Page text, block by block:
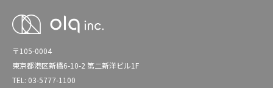
〒105-0004
東京都港区新橋6-10-2 第二新洋ビル1F
TEL: 03-5777-1100